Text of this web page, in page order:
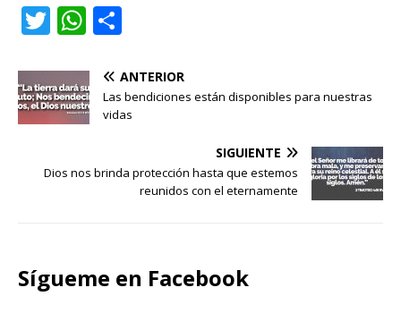
T
it
te
r
W
at
s
A
p
m
p
ti
r
ANTERIOR
Las bendiciones están disponibles para nuestras
vidas
SIGUIENTE
Dios nos brinda protección hasta que estemos
reunidos con el eternamente
Sígueme en Facebook